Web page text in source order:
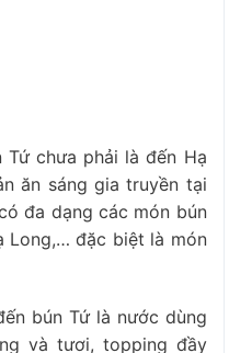
chưa phải là đến Hạ
ăn sáng gia truyền tại
đa dạng các món bún
Long,… đặc biệt là món
bún Tứ là nước dùng
và tươi, topping đầy